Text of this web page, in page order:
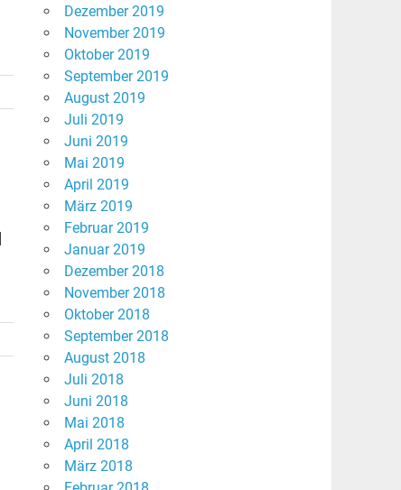
Dezember 2019
November 2019
Oktober 2019
September 2019
August 2019
Juli 2019
Juni 2019
Mai 2019
April 2019
März 2019
Februar 2019
Januar 2019
Dezember 2018
November 2018
Oktober 2018
September 2018
August 2018
Juli 2018
Juni 2018
Mai 2018
April 2018
März 2018